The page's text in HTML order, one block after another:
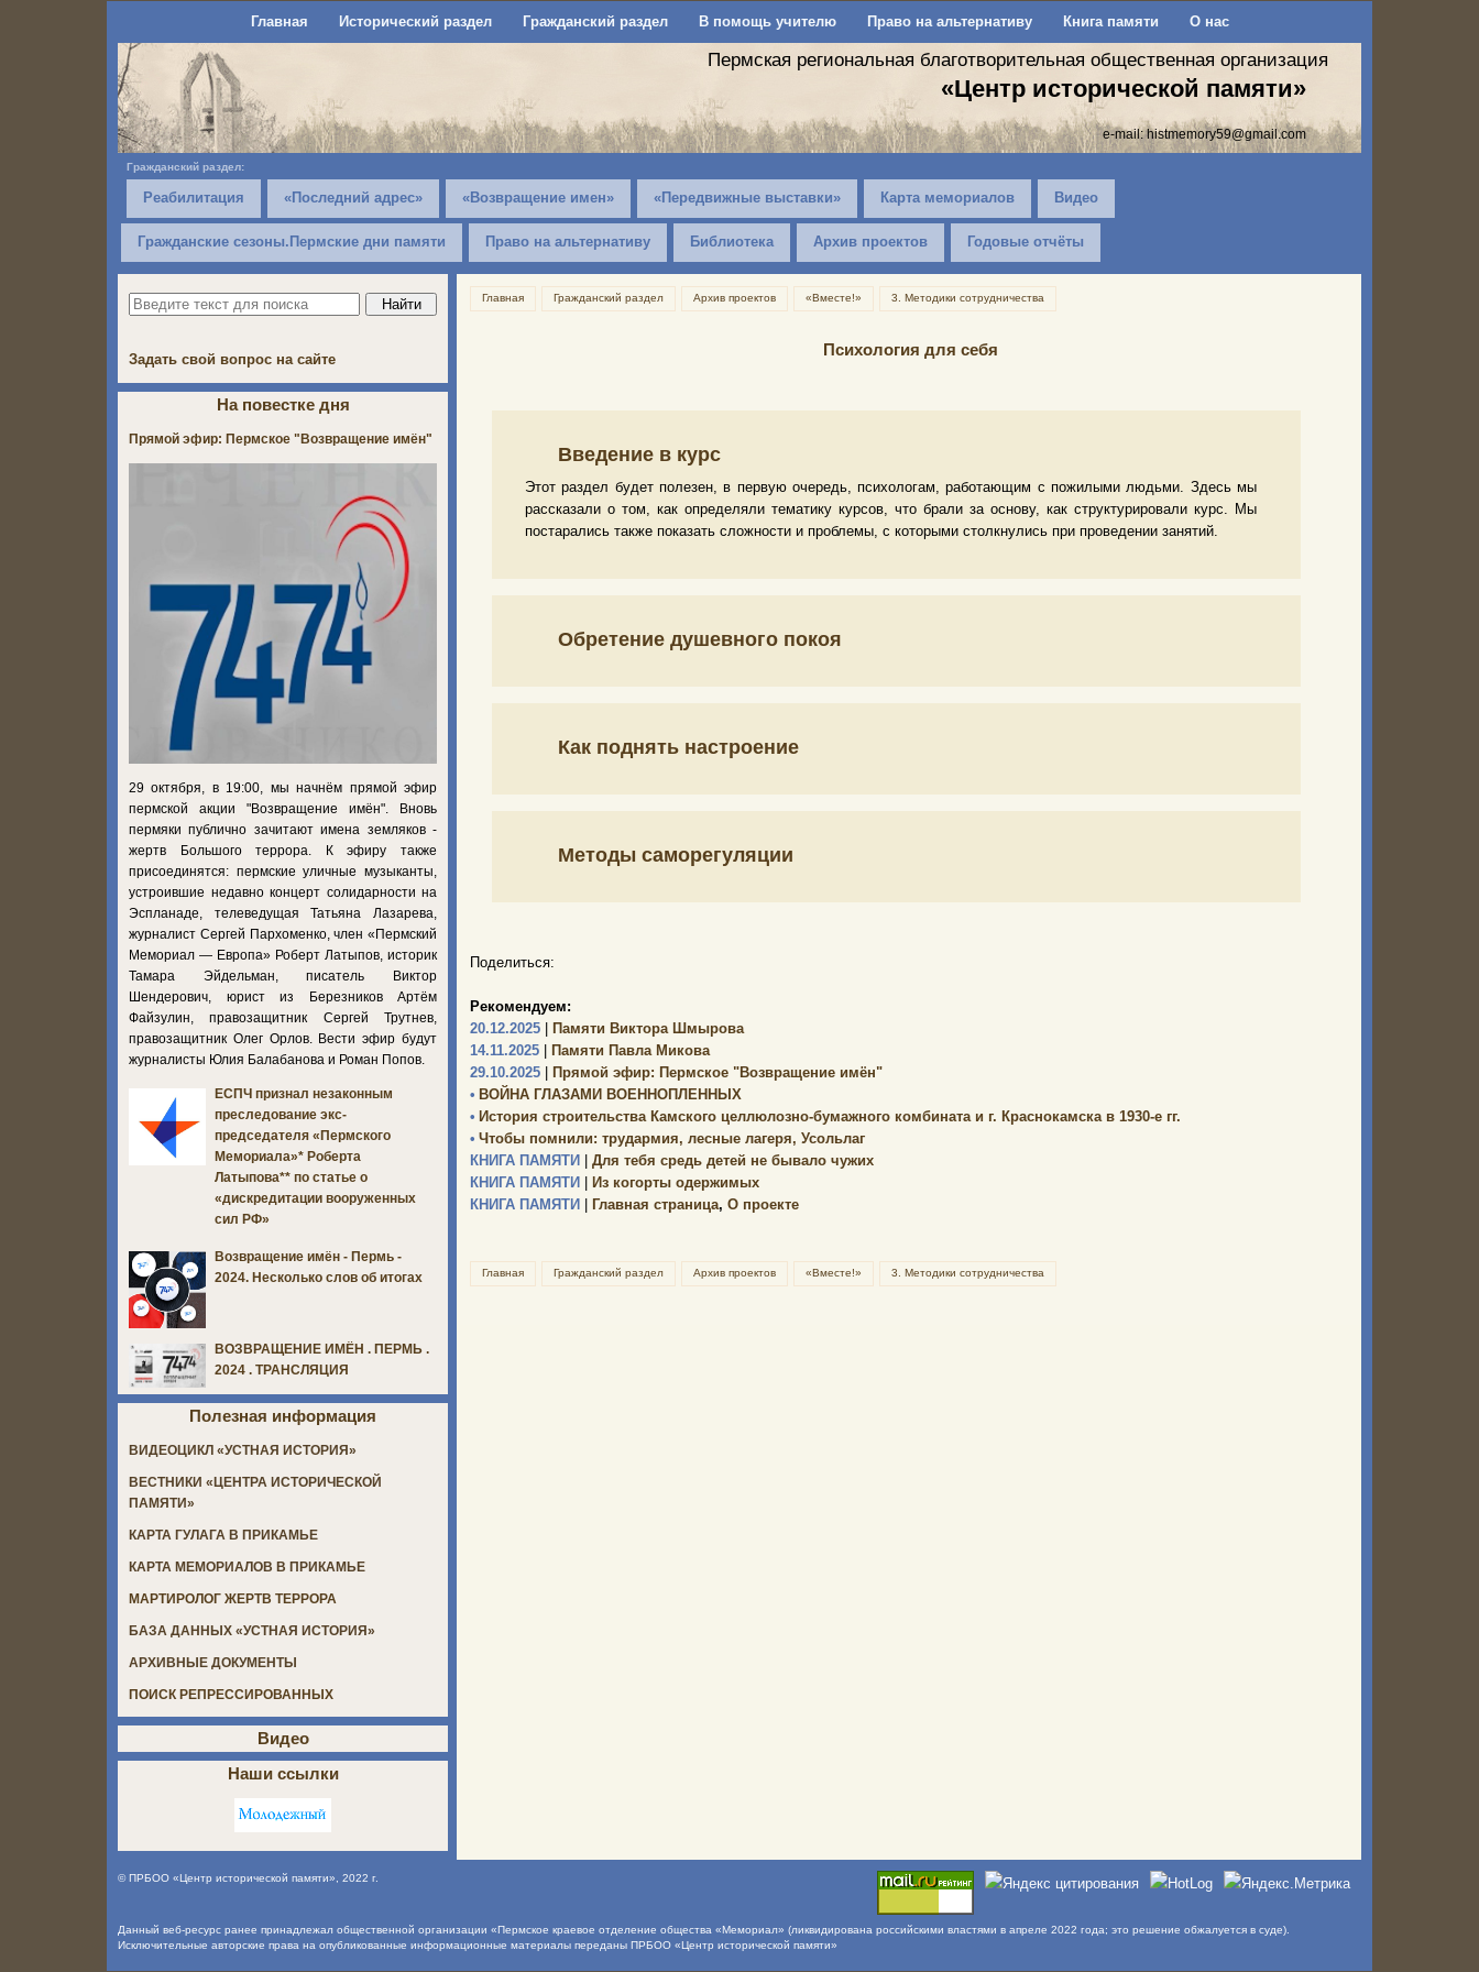
Главная Исторический раздел Гражданский раздел В помощь учителю Право на альтернативу Книга памяти О нас
Пермская региональная благотворительная общественная организация
«Центр исторической памяти»
e-mail:histmemory59@gmail.com
Гражданский раздел:
Реабилитация «Последний адрес» «Возвращение имен» «Передвижные выставки» Карта мемориалов Видео
Гражданские сезоны.Пермские дни памяти Право на альтернативу Библиотека Архив проектов Годовые отчёты
Главная Гражданский раздел Архив проектов «Вместе!» 3. Методики сотрудничества
Психология для себя
Введение в курс
Этот раздел будет полезен, в первую очередь, психологам, работающим с пожилыми людьми. Здесь мы
рассказали о том, как определяли тематику курсов, что брали за основу, как структурировали курс. Мы
постарались также показать сложности и проблемы, с которыми столкнулись при проведении занятий.
Обретение душевного покоя
Как поднять настроение
Методы саморегуляции
Поделиться:
Рекомендуем:
20.12.2025
Памяти Виктора Шмырова
14.11.2025
Памяти Павла Микова
29.10.2025
Прямой эфир: Пермское "Возвращение имён"
• ВОЙНА ГЛАЗАМИ ВОЕННОПЛЕННЫХ
• История строительства Камского целлюлозно-бумажного комбината и г. Краснокамска в 1930-е гг.
• Чтобы помнили: трудармия, лесные лагеря, Усольлаг
КНИГА ПАМЯТИ
Для тебя средь детей не бывало чужих
КНИГА ПАМЯТИ
Из когорты одержимых
КНИГА ПАМЯТИ
Главная страница, О проекте
Главная Гражданский раздел Архив проектов «Вместе!» 3. Методики сотрудничества
Задать свой вопрос на сайте
На повестке дня
Прямой эфир: Пермское "Возвращение имён"
29 октября, в 19:00, мы начнём прямой эфир
пермской акции "Возвращение имён". Вновь
пермяки публично зачитают имена земляков -
жертв Большого террора. К эфиру также
присоединятся: пермские уличные музыканты,
устроившие недавно концерт солидарности на
Эспланаде, телеведущая Татьяна Лазарева,
журналист Сергей Пархоменко, член «Пермский
Мемориал — Европа» Роберт Латыпов, историк
Тамара Эйдельман, писатель Виктор
Шендерович, юрист из Березников Артём
Файзулин, правозащитник Сергей Трутнев,
правозащитник Олег Орлов. Вести эфир будут
журналисты Юлия Балабанова и Роман Попов.
ЕСПЧ признал незаконным
преследование экс-
председателя «Пермского
Мемориала»* Роберта
Латыпова** по статье о
«дискредитации вооруженных
сил РФ»
Возвращение имён - Пермь -
2024. Несколько слов об итогах
ВОЗВРАЩЕНИЕ ИМЁН . ПЕРМЬ .
2024 . ТРАНСЛЯЦИЯ
Полезная информация
ВИДЕОЦИКЛ «УСТНАЯ ИСТОРИЯ»
ВЕСТНИКИ «ЦЕНТРА ИСТОРИЧЕСКОЙ
ПАМЯТИ»
КАРТА ГУЛАГА В ПРИКАМЬЕ
КАРТА МЕМОРИАЛОВ В ПРИКАМЬЕ
МАРТИРОЛОГ ЖЕРТВ ТЕРРОРА
БАЗА ДАННЫХ «УСТНАЯ ИСТОРИЯ»
АРХИВНЫЕ ДОКУМЕНТЫ
ПОИСК РЕПРЕССИРОВАННЫХ
Видео
Наши ссылки
©ПРБОО «Центр исторической памяти», 2022 г.
Данный веб-ресурс ранее принадлежал общественной организации «Пермское краевое отделение общества «Мемориал» (ликвидирована российскими властями в апреле 2022 года; это решение обжалуется в суде).
Исключительные авторские права на опубликованные информационные материалы переданы ПРБОО «Центр исторической памяти»